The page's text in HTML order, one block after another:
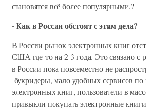
становятся всё более популярными.?
- Как в России обстоят с этим дела?
В России рынок электронных книг
США где-то на 2-3 года. Это связано с
в России пока повсеместно не
букридеры, мало удобных сервисов по
электронных книг, пользователи в
привыкли покупать электронные